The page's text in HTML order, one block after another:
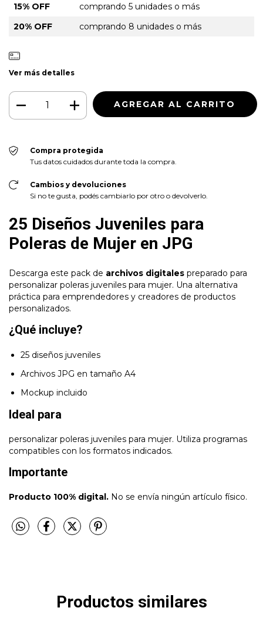
15% OFF
comprando 5 unidades o más
20% OFF
comprando 8 unidades o más
Ver más detalles
Compra protegida
Tus datos cuidados durante toda la compra.
Cambios y devoluciones
Si no te gusta, podés cambiarlo por otro o devolverlo.
25 Diseños Juveniles para
Poleras de Mujer en JPG
Descarga este pack de archivos digitales preparado para
personalizar poleras juveniles para mujer. Una alternativa
práctica para emprendedores y creadores de productos
personalizados.
¿Qué incluye?
25 diseños juveniles
Archivos JPG en tamaño A4
Mockup incluido
Ideal para
personalizar poleras juveniles para mujer. Utiliza programas
compatibles con los formatos indicados.
Importante
Producto 100% digital. No se envía ningún artículo físico.
Productos similares